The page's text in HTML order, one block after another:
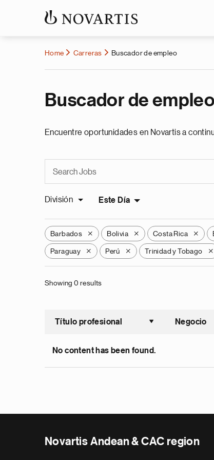
Home Carreras Buscador de empleo
Buscador de empleo
Encuentre oportunidades en Novartis a
División Este Día
Barbados X Bolivia X Costa Rica X
Paraguay X Perú X Trinidad y Tobago X
Showing 0 results
Título profesional Negocio
No content has been found.
Novartis Andean & CAC region